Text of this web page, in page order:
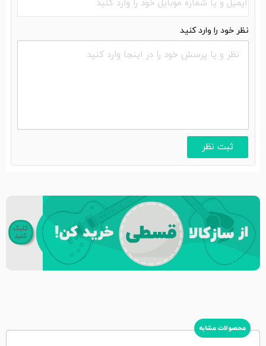
محصولات مشابه